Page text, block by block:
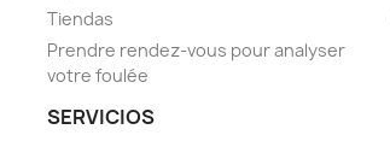
Tiendas
Prendre rendez-vous pour analyser
votre foulée
SERVICIOS